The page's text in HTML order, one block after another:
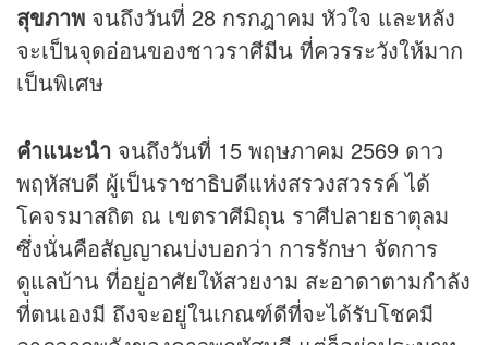
สุขภาพ จนถึงวันที่ 28 กรกฎาคม หัวใจ และหลัง
จะเป็นจุดอ่อนของชาวราศีมีน ที่ควรระวังให้มาก
เป็นพิเศษ
คำแนะนำ จนถึงวันที่ 15 พฤษภาคม 2569 ดาว
พฤหัสบดี ผู้เป็นราชาธิบดีแห่งสรวงสวรรค์ ได้
โคจรมาสถิต ณ เขตราศีมิถุน ราศีปลายธาตุลม
ซึ่งนั่นคือสัญญาณบ่งบอกว่า การรักษา จัดการ
ดูแลบ้าน ที่อยู่อาศัยให้สวยงาม สะอาดาตามกำลัง
ที่ตนเองมี ถึงจะอยู่ในเกณฑ์ดีที่จะได้รับโชคมี